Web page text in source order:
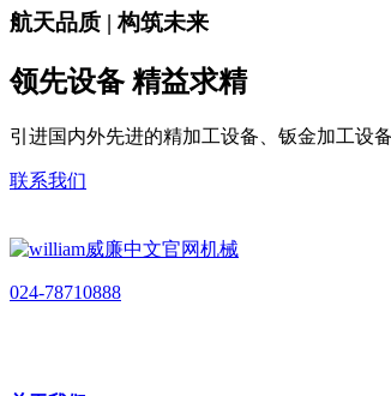
航天品质 | 构筑未来
领先设备 精益求精
引进国内外先进的精加工设备、钣金加工设
联系我们
024-78710888